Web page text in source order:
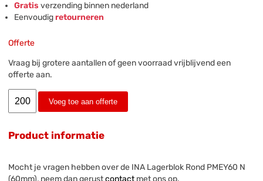
Gratis verzending binnen nederland
Eenvoudigretourneren
Offerte
Vraag bij grotere aantallen of geen voorraad vrijblijvend een
offerte aan.
Voeg toe aan offerte
Product informatie
Mocht je vragen hebben over de INA Lagerblok Rond PMEY60 N
(60mm), neem dan gerustcontactmet ons op.